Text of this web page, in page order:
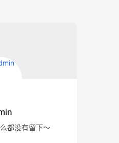
都没有留下～